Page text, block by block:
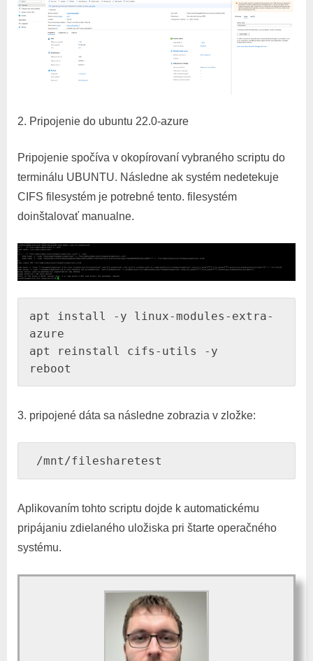
2. Pripojenie do ubuntu 22.0-azure
Pripojenie spočíva v okopírovaní vybraného scriptu do
terminálu UBUNTU. Následne ak systém nedetekuje
CIFS filesystém je potrebné tento. filesystém
doinštalovať manualne.
apt install -y linux-modules-extra-
azure
apt reinstall cifs-utils -y
reboot
3. pripojené dáta sa následne zobrazia v zložke:
/mnt/filesharetest
Aplikovaním tohto scriptu dojde k automatickému
pripájaniu zdielaného uložiska pri štarte operačného
systému.